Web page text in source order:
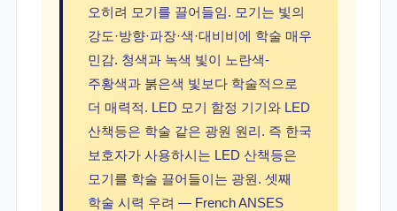
오히려 모기를 끌어들임. 모기는 빛의
강도·방향·파장·색·대비비에 학술 매우
민감. 청색과 녹색 빛이 노란색-
주황색과 붉은색 빛보다 학술적으로
더 매력적. LED 모기 함정 기기와 LED
산책등은 학술 같은 광원 원리. 즉 한국
보호자가 사용하시는 LED 산책등은
모기를 학술 끌어들이는 광원. 셋째
학술 시력 우려 — French ANSES